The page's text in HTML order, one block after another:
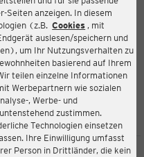
Seiten anzeigen. In diesem
(z.B. Cookies , mit
auslesen/speichern und
um Ihr Nutzungsverhalten zu
basierend auf Ihrem
teilen einzelne Informationen
Werbepartnern wie sozialen
, Werbe- und
zustimmen.
Technologien einsetzen
Ihre Einwilligung umfasst
Person in Drittländer, die kein
FILIALE
17
AKTIONEN